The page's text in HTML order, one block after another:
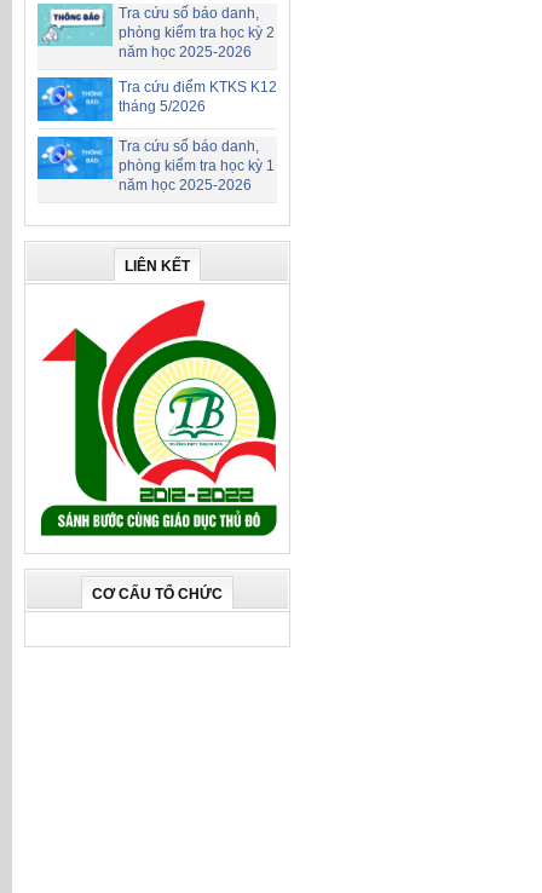
Tra cứu số báo danh,
phòng kiểm tra học kỳ 2
năm học 2025-2026
Tra cứu điểm KTKS K12
tháng 5/2026
Tra cứu số báo danh,
phòng kiểm tra học kỳ 1
năm học 2025-2026
LIÊN KẾT
CƠ CẤU TỔ CHỨC